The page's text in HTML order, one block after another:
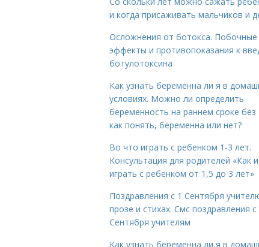
и когда присаживать мальчиков и
Осложнения от ботокса. Побочные
эффекты и противопоказания к
ботулотоксина
Как узнать беременна ли я в
условиях. Можно ли определить
беременность на раннем сроке без
как понять, беременна или нет?
Во что играть с ребенком 1-3 лет.
Консультация для родителей «Как
играть с ребенком от 1,5 до 3 лет»
Поздравления с 1 Сентября
прозе и стихах. Смс поздравления с
Сентября учителям
Как узнать беременна ли я в